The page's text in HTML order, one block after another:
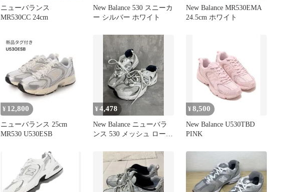
ニューバランス
MR530CC 24cm
New Balance 530 スニーカ
ー シルバー ホワイト
New Balance MR530EMA
24.5cm ホワイト
¥ 12,800
ニューバランス 25cm
MR530 U530ESB
¥4,478
New Balance ニューバラ
ンス 530 メッシュ ローカ
レー系 ■■ レディース
¥8,500
New Balance U530TBD
PINK